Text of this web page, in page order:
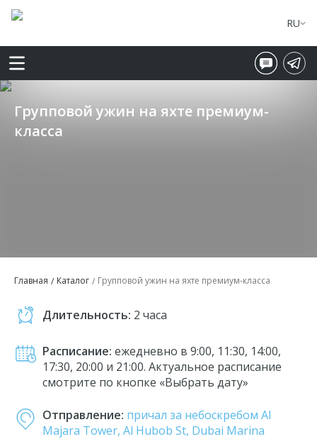
RU
Групповой ужин на яхте премиум-
класса
Главная Каталог Групповой ужин на яхте премиум-класса
Длительность: 2 часа
Расписание: ежедневно в 9:00, 11:30, 14:00,
17:30, 20:00 и 21:00. Актуальное расписание
смотрите по кнопке «Выбрать дату»
Отправление: причал за небоскребом Al
Majara Tower, Al Hubob St, Dubai Marina